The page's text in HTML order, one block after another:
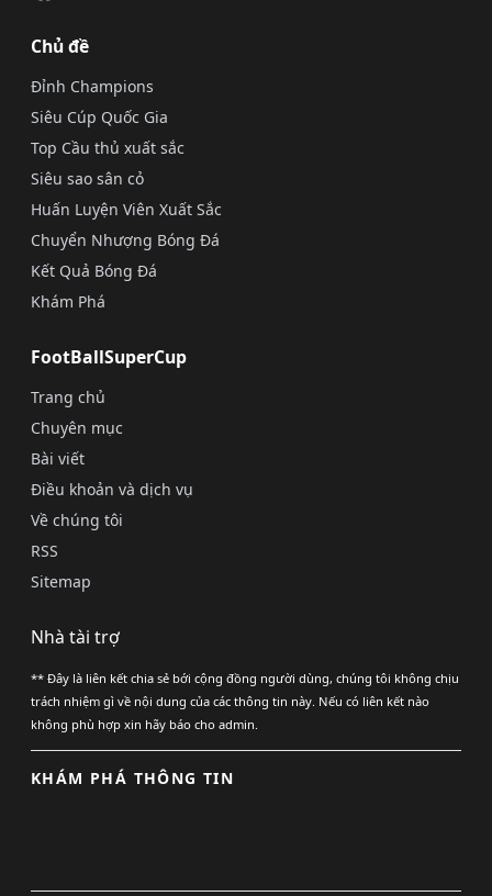
Chủ đề
Đỉnh Champions
Siêu Cúp Quốc Gia
Top Cầu thủ xuất sắc
Siêu sao sân cỏ
Huấn Luyện Viên Xuất Sắc
Chuyển Nhượng Bóng Đá
Kết Quả Bóng Đá
Khám Phá
FootBallSuperCup
Trang chủ
Chuyên mục
Bài viết
Điều khoản và dịch vụ
Về chúng tôi
RSS
Sitemap
Nhà tài trợ
** Đây là liên kết chia sẻ bới cộng đồng người dùng, chúng tôi không chịu
trách nhiệm gì về nội dung của các thông tin này. Nếu có liên kết nào
không phù hợp xin hãy báo cho admin.
KHÁM PHÁ THÔNG TIN